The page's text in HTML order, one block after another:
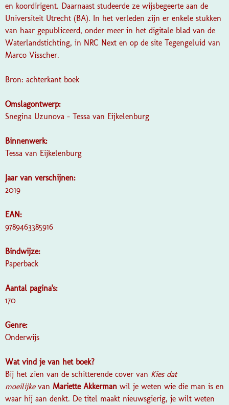
en koordirigent. Daarnaast studeerde ze wijsbegeerte aan de
Universiteit Utrecht (BA). In het verleden zijn er enkele stukken
van haar gepubliceerd, onder meer in het digitale blad van de
Waterlandstichting, in NRC Next en op de site Tegengeluid van
Marco Visscher.
Bron: achterkant boek
Omslagontwerp:
Snegina Uzunova - Tessa van Eijkelenburg
Binnenwerk:
Tessa van Eijkelenburg
Jaar van verschijnen:
2019
EAN:
9789463385916
Bindwijze:
Paperback
Aantal pagina's:
170
Genre:
Onderwijs
Wat vind je van het boek?
Bij het zien van de schitterende cover van Kies dat
moeilijke van Mariette Akkerman wil je weten wie die man is en
waar hij aan denkt. De titel maakt nieuwsgierig, je wilt weten